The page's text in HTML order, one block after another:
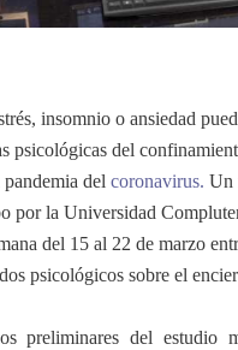
insomnio o ansiedad
psicológicas del
del coronavirus. Un
por la Universidad
del 15 al 22 de marzo
psicológicos sobre el
preliminares del estudio